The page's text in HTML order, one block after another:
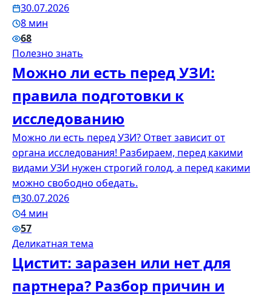
30.07.2026
8 мин
68
Полезно знать
Можно ли есть перед УЗИ:
правила подготовки к
исследованию
Можно ли есть перед УЗИ? Ответ зависит от
органа исследования! Разбираем, перед какими
видами УЗИ нужен строгий голод, а перед какими
можно свободно обедать.
30.07.2026
4 мин
57
Деликатная тема
Цистит: заразен или нет для
партнера? Разбор причин и